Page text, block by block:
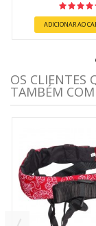
ADICIONAR AO
OS CLIENTES
TAMBÉM